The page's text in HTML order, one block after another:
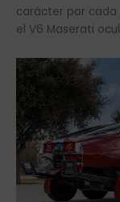
carácter por cada
el V6 Maserati